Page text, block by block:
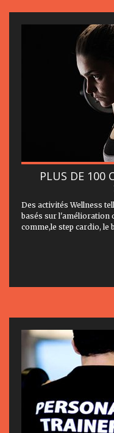
PLUS DE 100
Des activités Wellness
basés sur l'amélioration
comme,le step cardio, le